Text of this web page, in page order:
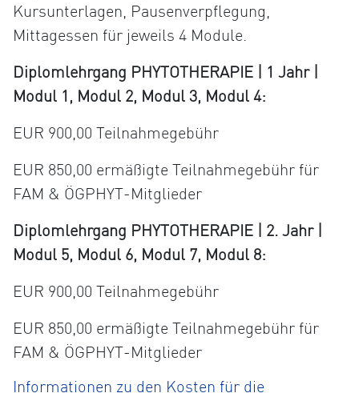
Kursunterlagen, Pausenverpflegung,
Mittagessen für jeweils 4 Module.
Diplomlehrgang PHYTOTHERAPIE | 1 Jahr |
Modul 1, Modul 2, Modul 3, Modul 4:
EUR 900,00 Teilnahmegebühr
EUR 850,00 ermäßigte Teilnahmegebühr für
FAM & ÖGPHYT-Mitglieder
Diplomlehrgang PHYTOTHERAPIE | 2. Jahr |
Modul 5, Modul 6, Modul 7, Modul 8:
EUR 900,00 Teilnahmegebühr
EUR 850,00 ermäßigte Teilnahmegebühr für
FAM & ÖGPHYT-Mitglieder
Informationen zu den Kosten für die